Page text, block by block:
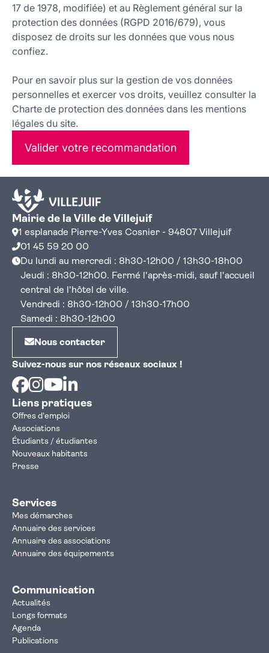
17 de 1978, modifiée) et au Règlement général sur la
protection des données (RGPD 2016/679), vous
disposez de droits sur les données que vous nous
confiez.
Pour en savoir plus sur la gestion de vos données
personnelles et exercer vos droits, veuillez consulter la
Charte de protection des données dans les mentions
légales du site.
Valider votre recommandation
Mairie de la Ville de Villejuif
1 esplanade Pierre-Yves Cosnier - 94807 Villejuif
01 45 59 20 00
Du lundi au mercredi : 8h30-12h00 / 13h30-18h00
Jeudi : 8h30-12h00. Fermé l'après-midi, sauf l'accueil
central de l'hôtel de ville.
Vendredi : 8h30-12h00 / 13h30-17h00
Samedi : 8h30-12h00
Nous contacter
Suivez-nous sur nos réseaux sociaux !
Facebook
Instagram
Youtube
Liens pratiques
Offres d'emploi
Associations
Étudiants / étudiantes
Nouveaux habitants
Presse
Services
Mes démarches
Annuaire des services
Annuaire des associations
Annuaire des équipements
Communication
Actualités
Longs formats
Agenda
Publications